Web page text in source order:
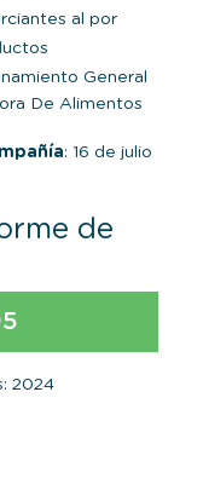
al por
General
De Alimentos
: 16 de julio
de
2024